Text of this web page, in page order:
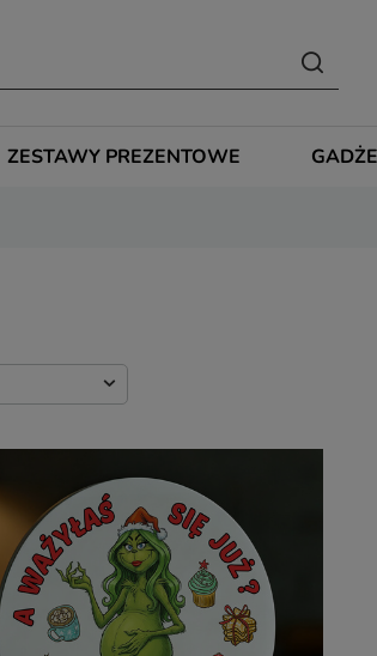
ZESTAWY PREZENTOWE